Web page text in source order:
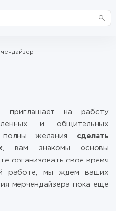
приглашает на работу
и общительных
желания сделать
, вам знакомы основы
организовать свое время
работе, мы ждем ваших
мерчендайзера пока еще